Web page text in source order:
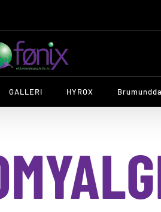
GALLERI HYROX